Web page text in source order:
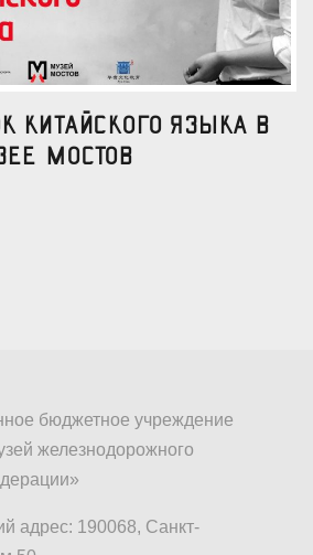
КИТАЙСКОГО ЯЗЫКА В
МОСТОВ
бюджетное учреждение
железнодорожного
адрес: 190068, Санкт-